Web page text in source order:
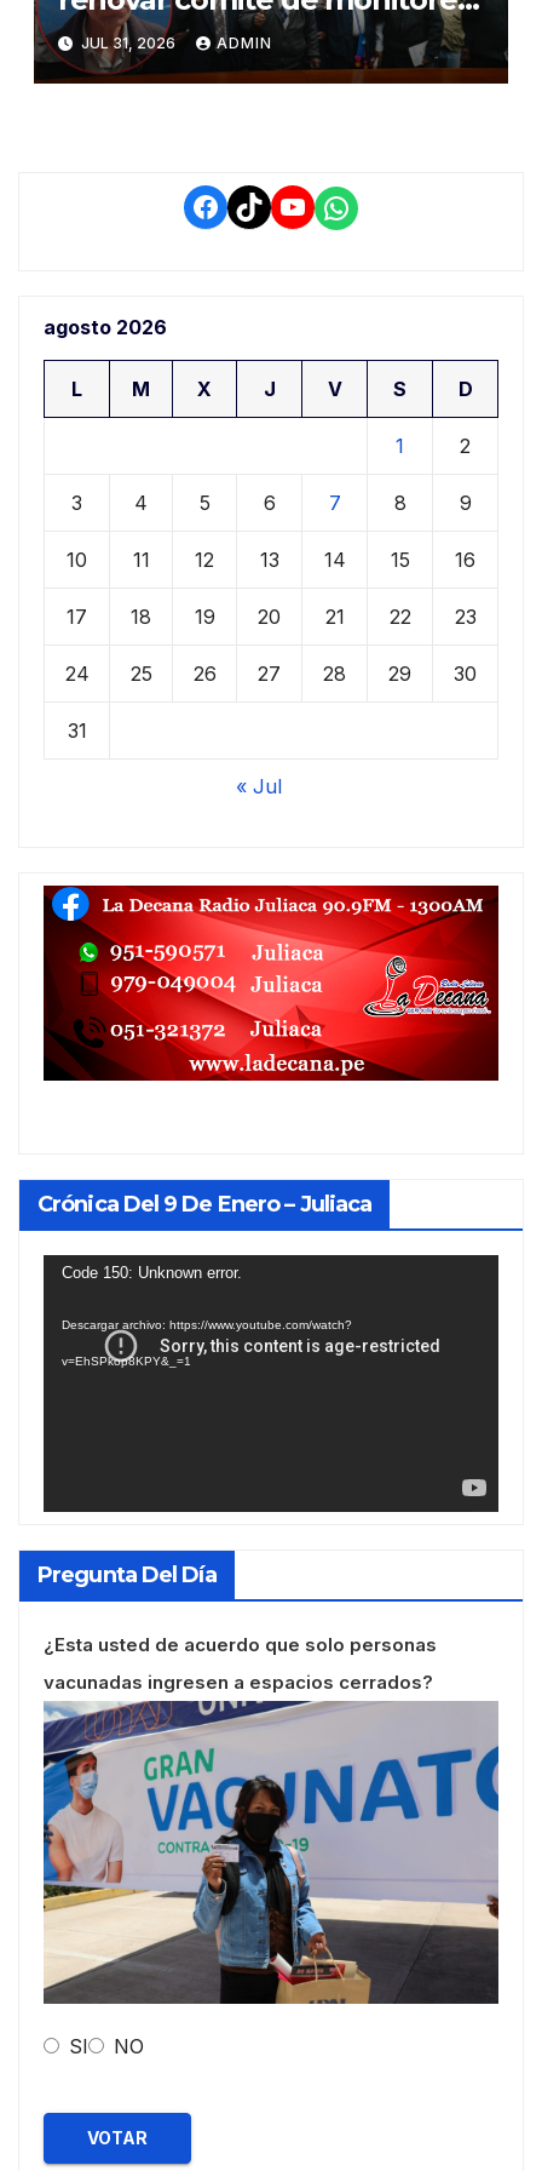
del PIAA por presuntos
conflictos de interés y
retrasos
JUL 31, 2026 ADMIN
Facebook
TikTokYouTube
WhatsApp
agosto 2026
L M X J V S D
1 2
3 4 5 6 7 8 9
10 11 12 13 14 15 16
17 18 19 20 21 22 23
24 25 26 27 28 29 30
31
« Jul
Crónica Del 9 De Enero – Juliaca
Reproductor
Code 150: Unknown error.
Descargar archivo: https://www.youtube.com/watch?
v=EhSPkop8KPY&_=1
Pregunta Del Día
¿Esta usted de acuerdo que solo personas
vacunadas ingresen a espacios cerrados?
SI NO
VOTAR